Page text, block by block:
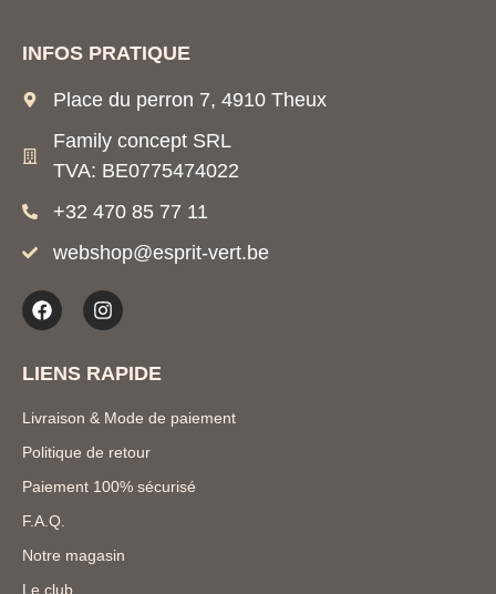
INFOS PRATIQUE
Place du perron 7, 4910 Theux
Family concept SRL
TVA: BE0775474022
+32 470 85 77 11
webshop@esprit-vert.be
LIENS RAPIDE
Livraison & Mode de paiement
Politique de retour
Paiement 100% sécurisé
F.A.Q.
Notre magasin
Le club